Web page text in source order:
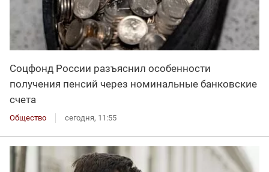
Соцфонд России разъяснил особенности
получения пенсий через номинальные банковские
счета
Общество сегодня, 11:55